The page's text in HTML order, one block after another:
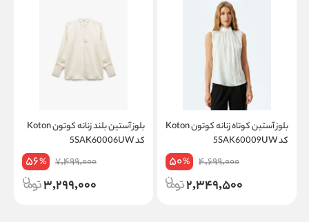
بلوز آستین کوتاه زنانه کوتون Koton
کد 5SAK60009UW
4,699,000
50%
2,349,500
بلوز آستین بلند زنانه کوتون Koton
کد 5SAK60006UW
7,499,000
56%
3,299,000